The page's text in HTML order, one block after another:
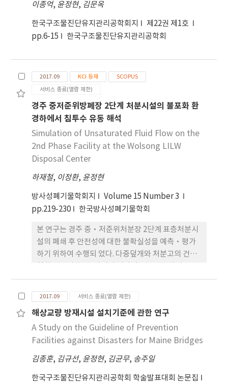
conducted by ABAQUS of commercial FEM
software. The results of real scale test
specimens are compared with the finite
load-displacement relation. Through this
study, it was investigated that the results of
the experiment and those of the analysis are
adequately similar.
이종억, 윤정현, 김문옥
한국구조물진단유지관리공학회지
제22권 제1호
pp.6-15
한국구조물진단유지관리공학회
2017.09 KCI 등재
SCOPUS
서비스 종료(열람 제한)
경주 중저준위방폐장 2단계 처분시설의 불포화 환
경하에서 침투수 유동 해석
Simulation of Unsaturated Fluid Flow on the
2nd Phase Facility at the Wolsong LILW
Disposal Center
하재철, 이정환, 윤정현
방사성폐기물학회지
Volume 15 Number 3
pp.219-230
한국방사성폐기물학회
본 연구는 경주 중·저준위처분장 2단계 표층처분시
설의 폐쇄 후 안전성에 대한 불확실성을 예측·평가
하기 위하여 수행되 었다. 다중덮개와 처분고의 건전/
침투 시 예상되는 처분시설 내부의 유 체 이동을 모사
하였다. 강우 조건은 총 30년(1985~2014) 간의 월평
균 데이터를 적용하였으며, 시뮬레이션 기간은 제도
적 관 리기간인 300년으로 설정하였다. 처분덮개와
처분고 콘크리트 모두 건전성을 유지하는 조건의 기
본 시나리오 평가 결과, 처 분시설 내부의 처분고를 완
덮개층을 구성하는 8개 층의 각 매질의 모 세관 압력
과 투과도 차이로 인하여 다중 덮개층이 효과적으로
2017.09 서비스 종료(열람 제한)
해상교량 방재시설 설치기준에 관한 연구
A Study on the Guideline of Prevention
Facilities against Disasters for Maine Bridges
김종훈, 김규선, 윤정현, 김균무, 송주일
한국구조물진단유지관리공학회 학술발표대회 논문집